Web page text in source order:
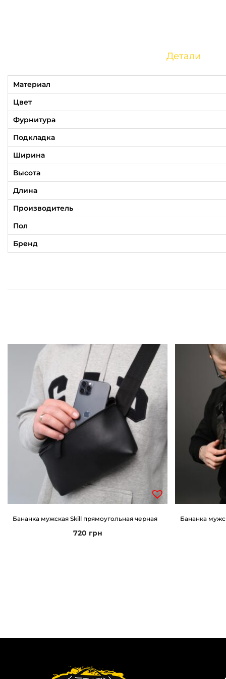
Детали
Материал
Цвет
Фурнитура
Подкладка
Ширина
Высота
Длина
Производитель
Пол
Бренд
Бананка мужская Skill прямоугольная черная
720 грн
Бананка